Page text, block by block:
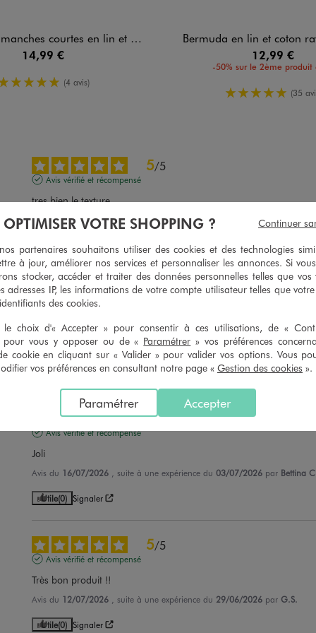
courtes en lin et coton garçon
14,99 €
5/5 de moyenne
(4 avis)
Bermuda en lin et coton
12,99 €
-50% sur le 2ème produit
5/5 de (35
5/5
Avis vérifié et récompensé
tres bien le texture
Avis du05/08/2026 , suite à une expérience du 23/07/2026 par
Utile(0) Signaler
5/5
Avis vérifié et récompensé
Tres confortable
Avis du 19/07/2026 , suite à une expérience du06/07/2026 parAdeline J.
Utile(0) Signaler
3/5
Avis vérifié et récompensé
Joli
Avis du 16/07/2026 , suite à une expérience du 03/07/2026 par Bettina
Utile(0) Signaler
5/5
Avis vérifié et récompensé
Très bon produit !!
Avis du 12/07/2026 , suite à une expérience du 29/06/2026 par G.S.
Utile(0) Signaler
OPTIMISER VOTRE SHOPPING ?
partenaires souhaitons utiliser des cookies et des technologies
à jour, améliorer nos services et personnaliser les annonces. Si
stocker, accéder et traiter des données personnelles telles que vos
adresses IP, les informations de votre compte utilisateur telles que
des cookies.
le choix d'« Accepter » pour consentir à ces utilisations, de «
pour vous y opposer ou de « Paramétrer » vos préférences
cookie en cliquant sur « Valider » pour valider vos options. Vous
vos préférences en consultant notre page « Gestion des cookies ».
Accepter
Paramétrer
Continuer